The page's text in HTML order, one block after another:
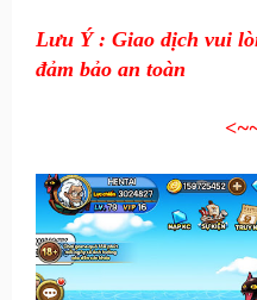
Lưu Ý : Giao dịch vui
đảm bảo an toàn